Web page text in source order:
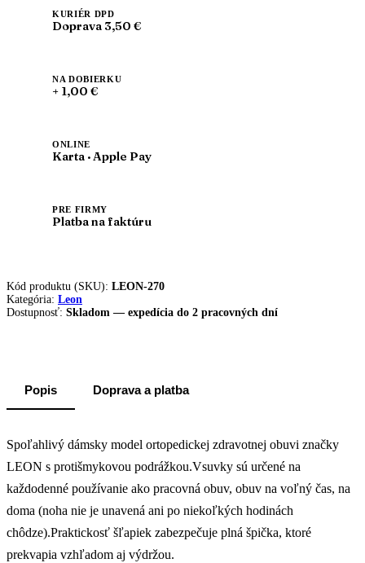
KURIÉR DPD
Doprava 3,50 €
NA DOBIERKU
+ 1,00 €
ONLINE
Karta · Apple Pay
PRE FIRMY
Platba na faktúru
Kód produktu (SKU): LEON-270
Kategória: Leon
Dostupnosť: Skladom — expedícia do 2 pracovných dní
Popis Doprava a platba
Spoľahlivý dámsky model ortopedickej zdravotnej obuvi značky
LEON s protišmykovou podrážkou.Vsuvky sú určené na
každodenné používanie ako pracovná obuv, obuv na voľný čas, na
doma (noha nie je unavená ani po niekoľkých hodinách
chôdze).Praktickosť šľapiek zabezpečuje plná špička, ktoré
prekvapia vzhľadom aj výdržou.